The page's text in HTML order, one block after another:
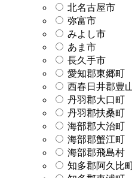
北名古屋市
弥富市
みよし市
あま市
長久手市
愛知郡東郷町
西春日井郡豊
丹羽郡大口町
丹羽郡扶桑町
海部郡大治町
海部郡蟹江町
海部郡飛島村
知多郡阿久比